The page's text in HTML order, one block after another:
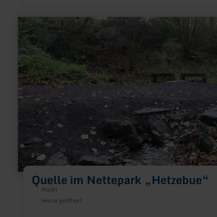
Quelle im Nettepark „Hetzebue“
Plaidt
Heute geöffnet
mehr
erfahren
zu:
Quelle
im
Nettepark
„Hetzebue“